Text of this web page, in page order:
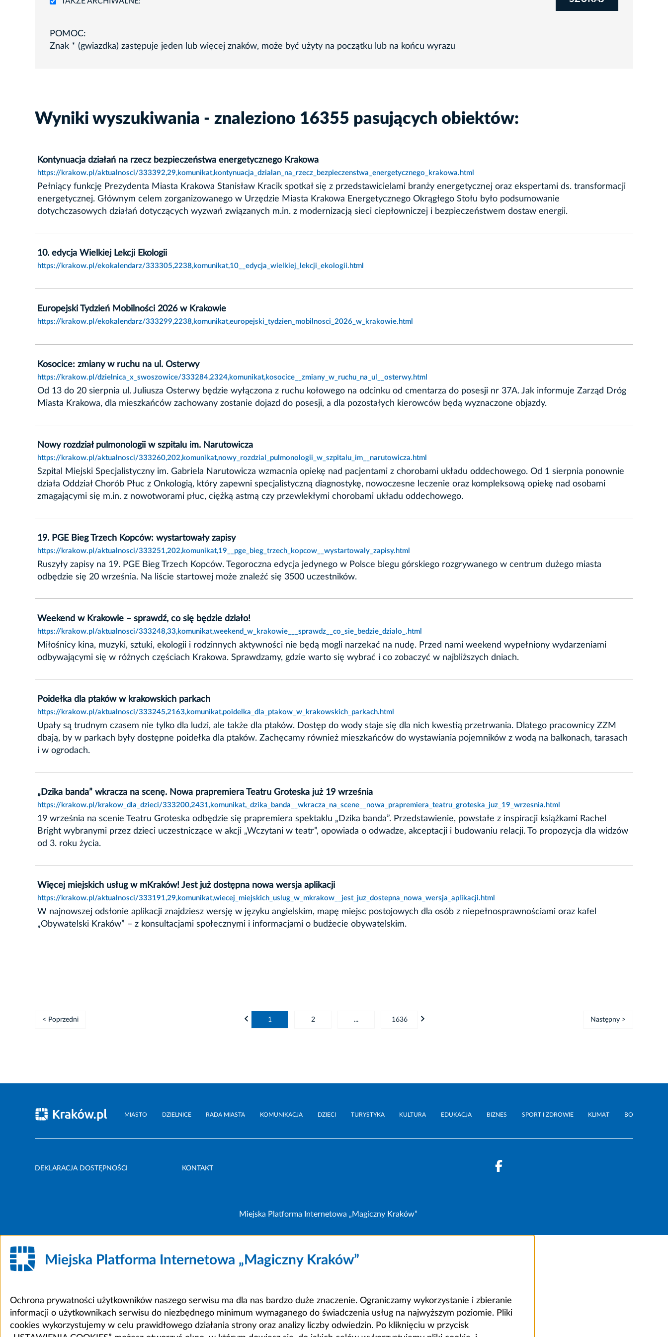
POMOC:
Znak * (gwiazdka) zastępuje jeden lub więcej znaków, może być użyty na początku lub na końcu wyrazu
Wyniki wyszukiwania - znaleziono 16355 pasujących obiektów:
Kontynuacja działań na rzecz bezpieczeństwa energetycznego Krakowa
https://krakow.pl/aktualnosci/333392,29,komunikat,kontynuacja_dzialan_na_rzecz_bezpieczenstwa_energetycznego_krakowa.html
Pełniący funkcję Prezydenta Miasta Krakowa Stanisław Kracik spotkał się z przedstawicielami branży energetycznej oraz ekspertami ds. transformacji
energetycznej. Głównym celem zorganizowanego w Urzędzie Miasta Krakowa Energetycznego Okrągłego Stołu było podsumowanie
dotychczasowych działań dotyczących wyzwań związanych m.in. z modernizacją sieci ciepłowniczej i bezpieczeństwem dostaw energii.
10. edycja Wielkiej Lekcji Ekologii
https://krakow.pl/ekokalendarz/333305,2238,komunikat,10__edycja_wielkiej_lekcji_ekologii.html
Europejski Tydzień Mobilności 2026 w Krakowie
https://krakow.pl/ekokalendarz/333299,2238,komunikat,europejski_tydzien_mobilnosci_2026_w_krakowie.html
Kosocice: zmiany w ruchu na ul. Osterwy
https://krakow.pl/dzielnica_x_swoszowice/333284,2324,komunikat,kosocice__zmiany_w_ruchu_na_ul__osterwy.html
Od 13 do 20 sierpnia ul. Juliusza Osterwy będzie wyłączona z ruchu kołowego na odcinku od cmentarza do posesji nr 37A. Jak informuje Zarząd Dróg
Miasta Krakowa, dla mieszkańców zachowany zostanie dojazd do posesji, a dla pozostałych kierowców będą wyznaczone objazdy.
Nowy rozdział pulmonologii w szpitalu im. Narutowicza
https://krakow.pl/aktualnosci/333260,202,komunikat,nowy_rozdzial_pulmonologii_w_szpitalu_im__narutowicza.html
Szpital Miejski Specjalistyczny im. Gabriela Narutowicza wzmacnia opiekę nad pacjentami z chorobami układu oddechowego. Od 1 sierpnia ponownie
działa Oddział Chorób Płuc z Onkologią, który zapewni specjalistyczną diagnostykę, nowoczesne leczenie oraz kompleksową opiekę nad osobami
zmagającymi się m.in. z nowotworami płuc, ciężką astmą czy przewlekłymi chorobami układu oddechowego.
19. PGE Bieg Trzech Kopców: wystartowały zapisy
https://krakow.pl/aktualnosci/333251,202,komunikat,19__pge_bieg_trzech_kopcow__wystartowaly_zapisy.html
Ruszyły zapisy na 19. PGE Bieg Trzech Kopców. Tegoroczna edycja jedynego w Polsce biegu górskiego rozgrywanego w centrum dużego miasta
odbędzie się 20 września. Na liście startowej może znaleźć się 3500 uczestników.
Weekend w Krakowie – sprawdź, co się będzie działo!
https://krakow.pl/aktualnosci/333248,33,komunikat,weekend_w_krakowie___sprawdz__co_sie_bedzie_dzialo_.html
Miłośnicy kina, muzyki, sztuki, ekologii i rodzinnych aktywności nie będą mogli narzekać na nudę. Przed nami weekend wypełniony wydarzeniami
odbywającymi się w różnych częściach Krakowa. Sprawdzamy, gdzie warto się wybrać i co zobaczyć w najbliższych dniach.
Poidełka dla ptaków w krakowskich parkach
https://krakow.pl/aktualnosci/333245,2163,komunikat,poidelka_dla_ptakow_w_krakowskich_parkach.html
Upały są trudnym czasem nie tylko dla ludzi, ale także dla ptaków. Dostęp do wody staje się dla nich kwestią przetrwania. Dlatego pracownicy ZZM
dbają, by w parkach były dostępne poidełka dla ptaków. Zachęcamy również mieszkańców do wystawiania pojemników z wodą na balkonach, tarasach
i w ogrodach.
„Dzika banda” wkracza na scenę. Nowa prapremiera Teatru Groteska już 19 września
https://krakow.pl/krakow_dla_dzieci/333200,2431,komunikat,_dzika_banda__wkracza_na_scene__nowa_prapremiera_teatru_groteska_juz_19_wrzesnia.html
19 września na scenie Teatru Groteska odbędzie się prapremiera spektaklu „Dzika banda”. Przedstawienie, powstałe z inspiracji książkami Rachel
Bright wybranymi przez dzieci uczestniczące w akcji „Wczytani w teatr”, opowiada o odwadze, akceptacji i budowaniu relacji. To propozycja dla widzów
od 3. roku życia.
Więcej miejskich usług w mKraków! Jest już dostępna nowa wersja aplikacji
https://krakow.pl/aktualnosci/333191,29,komunikat,wiecej_miejskich_uslug_w_mkrakow__jest_juz_dostepna_nowa_wersja_aplikacji.html
W najnowszej odsłonie aplikacji znajdziesz wersję w języku angielskim, mapę miejsc postojowych dla osób z niepełnosprawnościami oraz kafel
„Obywatelski Kraków” – z konsultacjami społecznymi i informacjami o budżecie obywatelskim.
< Poprzedni 1 2 ... 1636 Następny >
MIASTO DZIELNICE RADA MIASTA KOMUNIKACJA DZIECI TURYSTYKA KULTURA EDUKACJA BIZNES SPORT I ZDROWIE KLIMAT BO
DEKLARACJA DOSTĘPNOŚCI KONTAKT
Miejska Platforma Internetowa „Magiczny Kraków”
Miejska Platforma Internetowa „Magiczny Kraków”
Ochrona prywatności użytkowników naszego serwisu ma dla nas bardzo duże znaczenie. Ograniczamy wykorzystanie i zbieranie
informacji o użytkownikach serwisu do niezbędnego minimum wymaganego do świadczenia usług na najwyższym poziomie. Pliki
cookies wykorzystujemy w celu prawidłowego działania strony oraz analizy liczby odwiedzin. Po kliknięciu w przycisk